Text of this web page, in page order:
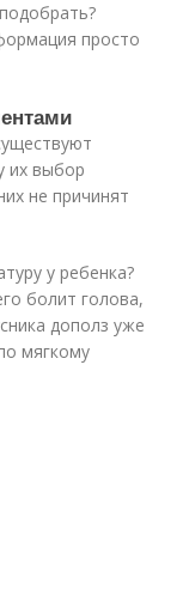
просто
их выбор
не причинят
у ребенка?
болит голова,
дополз уже
мягкому